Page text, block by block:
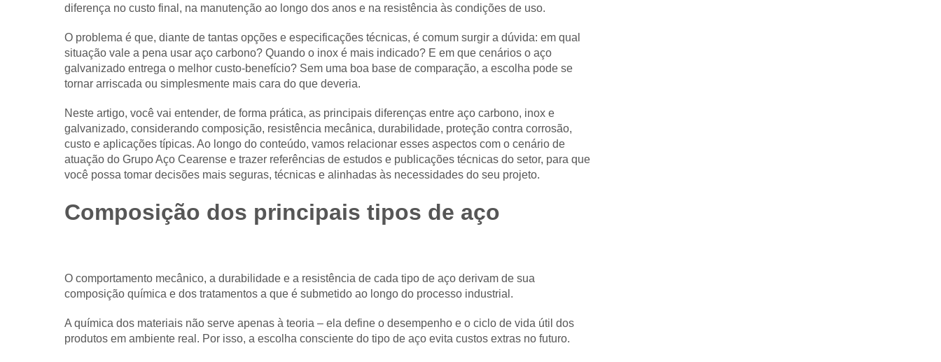
diferença no custo final, na manutenção ao longo dos anos e na resistência às condições de uso.
O problema é que, diante de tantas opções e especificações técnicas, é comum surgir a dúvida: em qual
situação vale a pena usar aço carbono? Quando o inox é mais indicado? E em que cenários o aço
galvanizado entrega o melhor custo-benefício? Sem uma boa base de comparação, a escolha pode se
tornar arriscada ou simplesmente mais cara do que deveria.
Neste artigo, você vai entender, de forma prática, as principais diferenças entre aço carbono, inox e
galvanizado, considerando composição, resistência mecânica, durabilidade, proteção contra corrosão,
custo e aplicações típicas. Ao longo do conteúdo, vamos relacionar esses aspectos com o cenário de
atuação do Grupo Aço Cearense e trazer referências de estudos e publicações técnicas do setor, para que
você possa tomar decisões mais seguras, técnicas e alinhadas às necessidades do seu projeto.
Composição dos principais tipos de aço
O comportamento mecânico, a durabilidade e a resistência de cada tipo de aço derivam de sua
composição química e dos tratamentos a que é submetido ao longo do processo industrial.
A química dos materiais não serve apenas à teoria – ela define o desempenho e o ciclo de vida útil dos
produtos em ambiente real. Por isso, a escolha consciente do tipo de aço evita custos extras no futuro.